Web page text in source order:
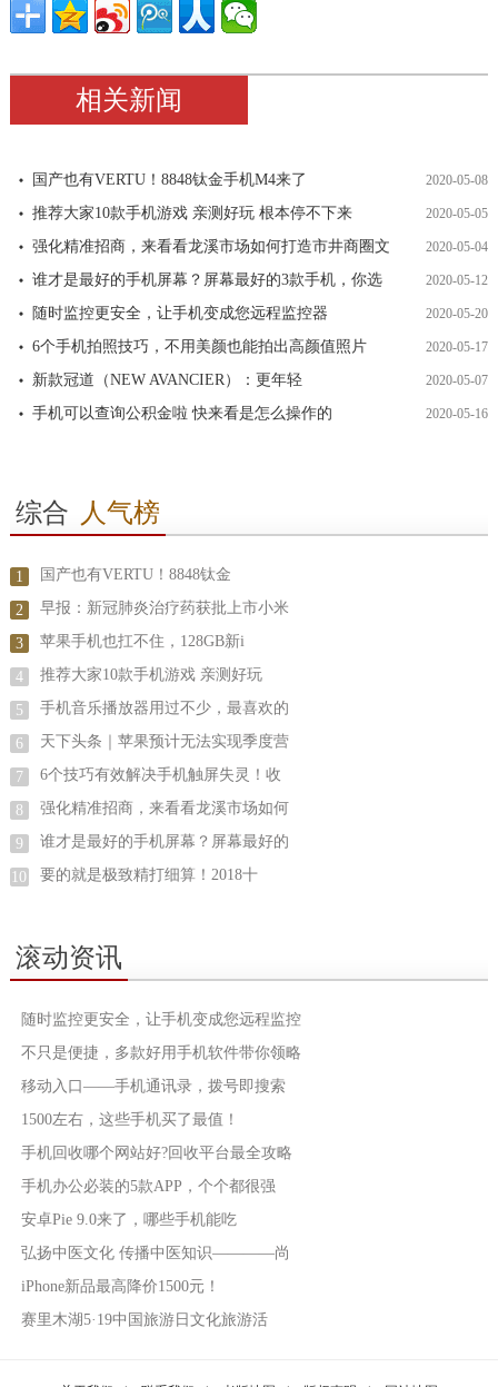
相关新闻
国产也有VERTU！8848钛金手机M4来了 2020-05-08
推荐大家10款手机游戏 亲测好玩 根本停不下来 2020-05-05
强化精准招商，来看看龙溪市场如何打造市井商圈文 2020-05-04
谁才是最好的手机屏幕？屏幕最好的3款手机，你选 2020-05-12
随时监控更安全，让手机变成您远程监控器 2020-05-20
6个手机拍照技巧，不用美颜也能拍出高颜值照片 2020-05-17
新款冠道（NEW AVANCIER）：更年轻 2020-05-07
手机可以查询公积金啦 快来看是怎么操作的 2020-05-16
综合 人气榜
1 国产也有VERTU！8848钛金
2 早报：新冠肺炎治疗药获批上市小米
3 苹果手机也扛不住，128GB新i
4 推荐大家10款手机游戏 亲测好玩
5 手机音乐播放器用过不少，最喜欢的
6 天下头条｜苹果预计无法实现季度营
7 6个技巧有效解决手机触屏失灵！收
8 强化精准招商，来看看龙溪市场如何
9 谁才是最好的手机屏幕？屏幕最好的
10 要的就是极致精打细算！2018十
滚动资讯
随时监控更安全，让手机变成您远程监控
不只是便捷，多款好用手机软件带你领略
移动入口——手机通讯录，拨号即搜索
1500左右，这些手机买了最值！
手机回收哪个网站好?回收平台最全攻略
手机办公必装的5款APP，个个都很强
安卓Pie 9.0来了，哪些手机能吃
弘扬中医文化 传播中医知识————尚
iPhone新品最高降价1500元！
赛里木湖5·19中国旅游日文化旅游活